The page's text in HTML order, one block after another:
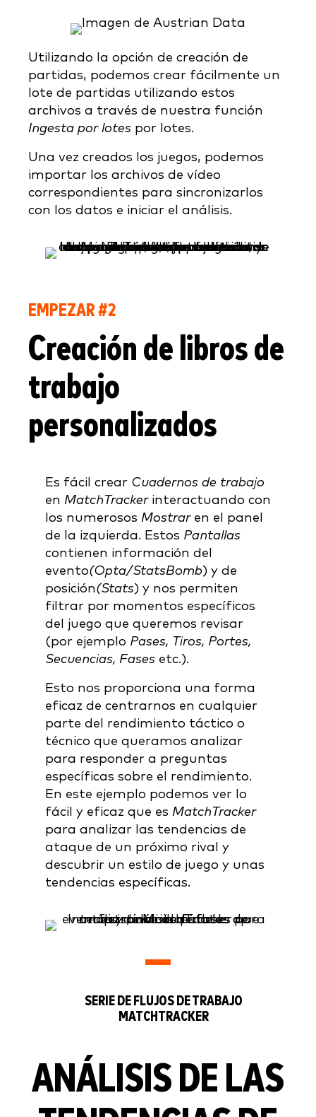
Utilizando la opción de creación de
partidas, podemos crear fácilmente un
lote de partidas utilizando estos
archivos a través de nuestra función
Ingesta por lotes por lotes.
Una vez creados los juegos, podemos
importar los archivos de vídeo
correspondientes para sincronizarlos
con los datos e iniciar el análisis.
EMPEZAR #2
Creación de libros de
trabajo
personalizados
Es fácil crear Cuadernos de trabajo
en MatchTrackerinteractuando con
los numerosos Mostrar en el panel
de la izquierda. Estos Pantallas
contienen información del
evento(Opta/StatsBomb) y de
posición(Stats) y nos permiten
filtrar por momentos específicos
del juego que queremos revisar
(por ejemplo Pases, Tiros, Portes,
Secuencias, Fases etc.).
Esto nos proporciona una forma
eficaz de centrarnos en cualquier
parte del rendimiento táctico o
técnico que queramos analizar
para responder a preguntas
específicas sobre el rendimiento.
En este ejemplo podemos ver lo
fácil y eficaz que es MatchTracker
para analizar las tendencias de
ataque de un próximo rival y
descubrir un estilo de juego y unas
tendencias específicas.
SERIE DE FLUJOS DE TRABAJO
MATCHTRACKER
ANÁLISIS DE LAS